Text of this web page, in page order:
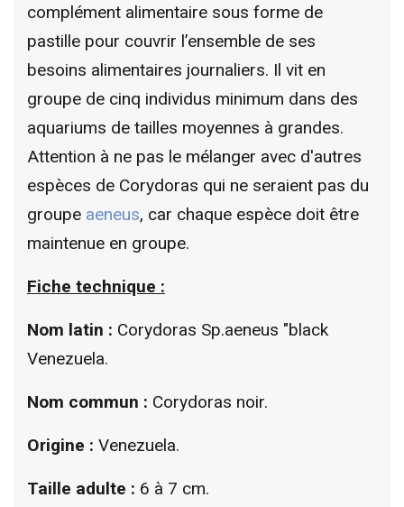
complément alimentaire sous forme de
pastille pour couvrir l’ensemble de ses
besoins alimentaires journaliers. Il vit en
groupe de cinq individus minimum dans des
aquariums de tailles moyennes à grandes.
Attention à ne pas le mélanger avec d'autres
espèces de Corydoras qui ne seraient pas du
groupe aeneus, car chaque espèce doit être
maintenue en groupe.
Fiche technique :
Nom latin : Corydoras Sp.aeneus "black
Venezuela.
Nom commun : Corydoras noir.
Origine : Venezuela.
Taille adulte : 6 à 7 cm.